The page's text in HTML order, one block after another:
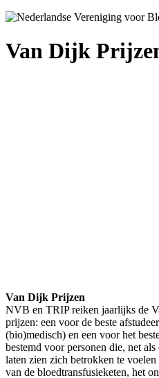
Van Dijk
Van Dijk Prijzen
NVB en TRIP reiken jaarlijks de
prijzen: een voor de beste
(bio)medisch) en een voor het
bestemd voor personen die, net
laten zien zich betrokken te
van de bloedtransfusieketen, het